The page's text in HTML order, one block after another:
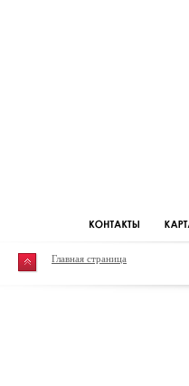
Главная страница